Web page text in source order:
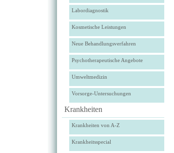
Labordiagnostik
Kosmetische Leistungen
Neue Behandlungsverfahren
Psychotherapeutische Angebote
Umweltmedizin
Vorsorge-Untersuchungen
Krankheiten
Krankheiten von A-Z
Krankheitsspecial